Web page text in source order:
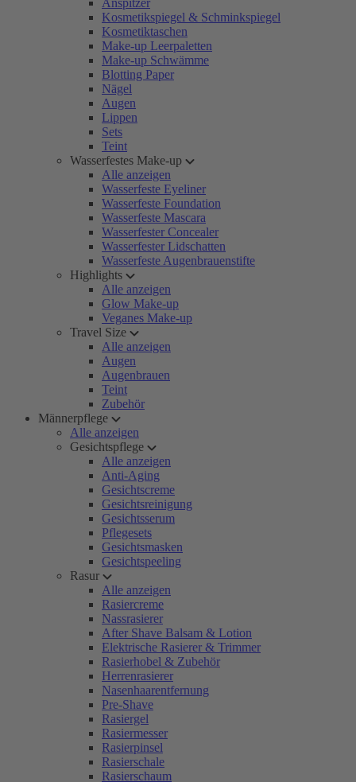
Anspitzer
Kosmetikspiegel & Schminkspiegel
Kosmetiktaschen
Make-up Leerpaletten
Make-up Schwämme
Blotting Paper
Nägel
Augen
Lippen
Sets
Teint
Wasserfestes Make-up
Alle anzeigen
Wasserfeste Eyeliner
Wasserfeste Foundation
Wasserfeste Mascara
Wasserfester Concealer
Wasserfester Lidschatten
Wasserfeste Augenbrauenstifte
Highlights
Alle anzeigen
Glow Make-up
Veganes Make-up
Travel Size
Alle anzeigen
Augen
Augenbrauen
Teint
Zubehör
Männerpflege
Alle anzeigen
Gesichtspflege
Alle anzeigen
Anti-Aging
Gesichtscreme
Gesichtsreinigung
Gesichtsserum
Pflegesets
Gesichtsmasken
Gesichtspeeling
Rasur
Alle anzeigen
Rasiercreme
Nassrasierer
After Shave Balsam & Lotion
Elektrische Rasierer & Trimmer
Rasierhobel & Zubehör
Herrenrasierer
Nasenhaarentfernung
Pre-Shave
Rasiergel
Rasiermesser
Rasierpinsel
Rasierschale
Rasierschaum